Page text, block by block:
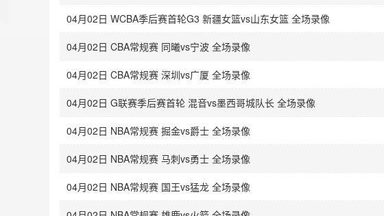
04月02日 WCBA季后赛首轮G3 新疆女篮vs山东女篮 全场录像
04月02日 CBA常规赛 同曦vs宁波 全场录像
04月02日 CBA常规赛 深圳vs广厦 全场录像
04月02日 G联赛季后赛首轮 混音vs墨西哥城队长 全场录像
04月02日 NBA常规赛 掘金vs爵士 全场录像
04月02日 NBA常规赛 马刺vs勇士 全场录像
04月02日 NBA常规赛 国王vs猛龙 全场录像